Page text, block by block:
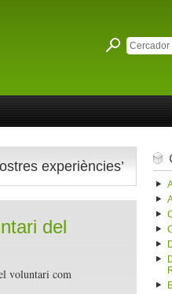
experiències’
del
voluntari com